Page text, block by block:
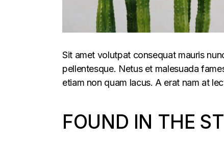
Sit amet volutpat consequat mauris
pellentesque. Netus et malesuada
etiam non quam lacus. A erat nam at
FOUND IN THE